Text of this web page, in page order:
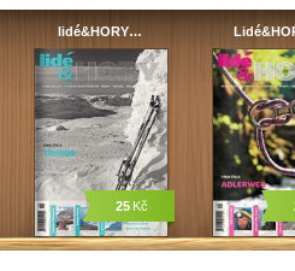
lidé&HORY…
25 Kč